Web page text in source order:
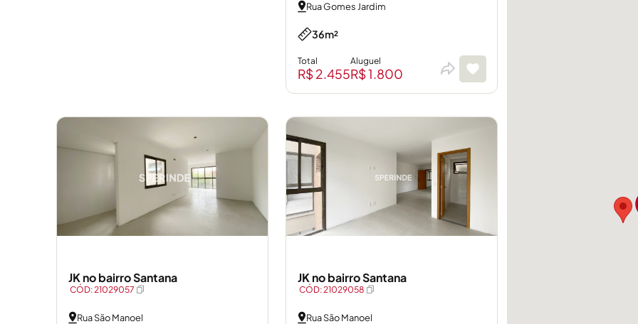
Rua Gomes Jardim
36m²
Total
R$ 2.455
Aluguel
R$ 1.800
JK no bairro Santana
Rua São Manoel
CÓD: 21029057
JK no bairro Santana
Rua São Manoel
CÓD: 21029058